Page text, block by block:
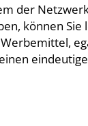
der
können Sie